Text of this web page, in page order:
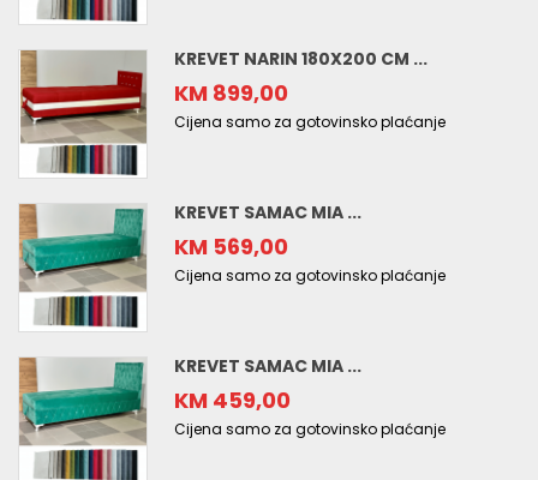
KREVET NARIN 180X200 CM ...
KM 899,00
Cijena samo za gotovinsko plaćanje
KREVET SAMAC MIA ...
KM 569,00
Cijena samo za gotovinsko plaćanje
KREVET SAMAC MIA ...
KM 459,00
Cijena samo za gotovinsko plaćanje